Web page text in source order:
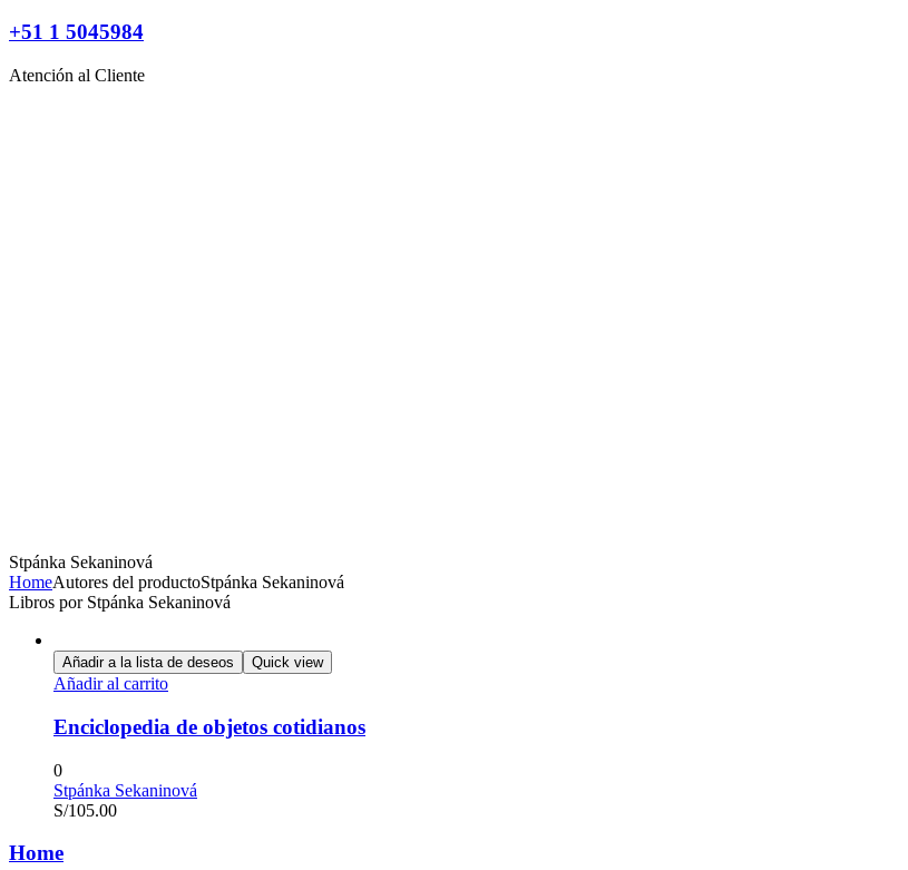
+51 1 5045984
Atención al Cliente
Stpánka Sekaninová
HomeAutores del productoStpánka Sekaninová
Libros por Stpánka Sekaninová
Añadir a la lista de deseos Quick view
Añadir al carrito
Enciclopedia de objetos cotidianos
0
Stpánka Sekaninová
S/105.00
Home